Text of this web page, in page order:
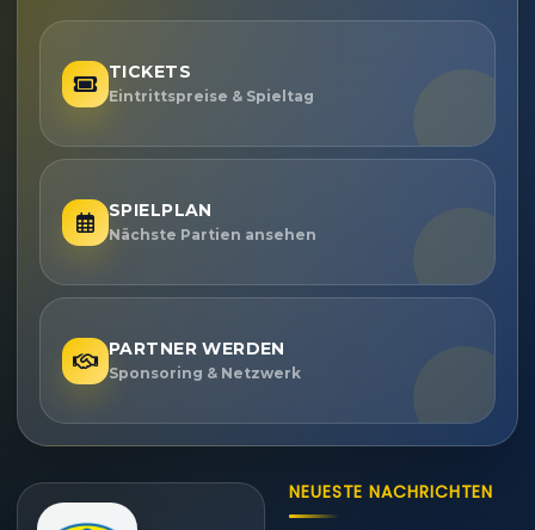
TICKETS
Eintrittspreise & Spieltag
SPIELPLAN
Nächste Partien ansehen
PARTNER WERDEN
Sponsoring & Netzwerk
NEUESTE NACHRICHTEN